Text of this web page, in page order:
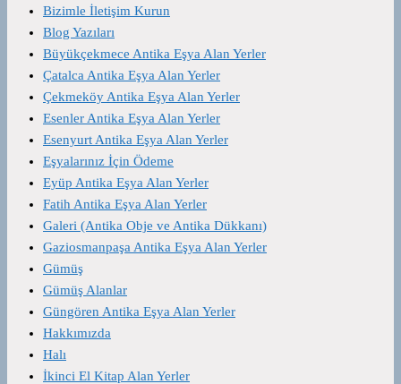
Bizimle İletişim Kurun
Blog Yazıları
Büyükçekmece Antika Eşya Alan Yerler
Çatalca Antika Eşya Alan Yerler
Çekmeköy Antika Eşya Alan Yerler
Esenler Antika Eşya Alan Yerler
Esenyurt Antika Eşya Alan Yerler
Eşyalarınız İçin Ödeme
Eyüp Antika Eşya Alan Yerler
Fatih Antika Eşya Alan Yerler
Galeri (Antika Obje ve Antika Dükkanı)
Gaziosmanpaşa Antika Eşya Alan Yerler
Gümüş
Gümüş Alanlar
Güngören Antika Eşya Alan Yerler
Hakkımızda
Halı
İkinci El Kitap Alan Yerler